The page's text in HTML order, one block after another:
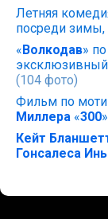
Летняя
посреди
«Волкодав»
эксклюзивный
(104 фото)
Фильм по
Миллера «300
Кейт
Гонсалеса